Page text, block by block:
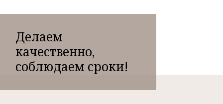
Делаем
качественно,
соблюдаем сроки!